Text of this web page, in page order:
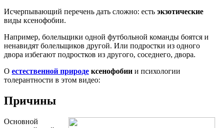
Исчерпывающий перечень дать сложно: есть экзотические
виды ксенофобии.
Например, болельщики одной футбольной команды боятся и
ненавидят болельщиков другой. Или подростки из одного
двора избегают подростков из другого, соседнего, двора.
О естественной природе ксенофобии и психологии
толерантности в этом видео:
Причины
Основной